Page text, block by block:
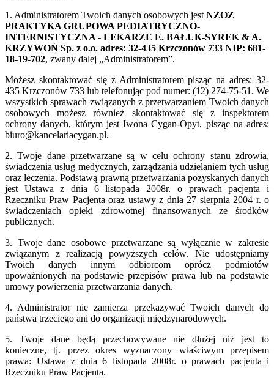
1. Administratorem Twoich danych osobowych jest NZOZ
PRAKTYKA GRUPOWA PEDIATRYCZNO-
INTERNISTYCZNA - LEKARZE E. BAŁUK-SYREK & A.
KRZYWOŃ Sp. z o.o. adres: 32-435 Krzczonów 733 NIP: 681-
18-19-702, zwany dalej „Administratorem”.
Możesz skontaktować się z Administratorem pisząc na adres: 32-
435 Krzczonów 733 lub telefonując pod numer: (12) 274-75-51. We
wszystkich sprawach związanych z przetwarzaniem Twoich danych
osobowych możesz również skontaktować się z inspektorem
ochrony danych, którym jest Iwona Cygan-Opyt, pisząc na adres:
biuro@kancelariacygan.pl.
2. Twoje dane przetwarzane są w celu ochrony stanu zdrowia,
świadczenia usług medycznych, zarządzania udzielaniem tych usług
oraz leczenia. Podstawą prawną przetwarzania pozyskanych danych
jest Ustawa z dnia 6 listopada 2008r. o prawach pacjenta i
Rzeczniku Praw Pacjenta oraz ustawy z dnia 27 sierpnia 2004 r. o
świadczeniach opieki zdrowotnej finansowanych ze środków
publicznych.
3. Twoje dane osobowe przetwarzane są wyłącznie w zakresie
związanym z realizacją powyższych celów. Nie udostępniamy
Twoich danych innym odbiorcom oprócz podmiotów
upoważnionych na podstawie przepisów prawa lub na podstawie
umowy powierzenia przetwarzania danych.
4. Administrator nie zamierza przekazywać Twoich danych do
państwa trzeciego ani do organizacji międzynarodowych.
5. Twoje dane będą przechowywane nie dłużej niż jest to
konieczne, tj. przez okres wyznaczony właściwym przepisem
prawa: Ustawa z dnia 6 listopada 2008r. o prawach pacjenta i
Rzeczniku Praw Pacjenta.